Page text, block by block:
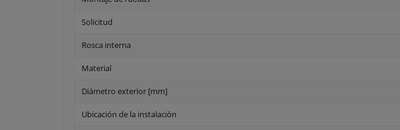
Solicitud
Rosca interna
Material
Diámetro exterior [mm]
Ubicación de la instalación